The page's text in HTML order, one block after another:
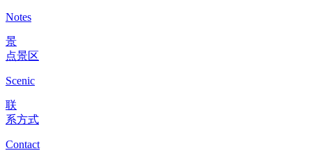
Notes
景
点景区
Scenic
联
系方式
Contact